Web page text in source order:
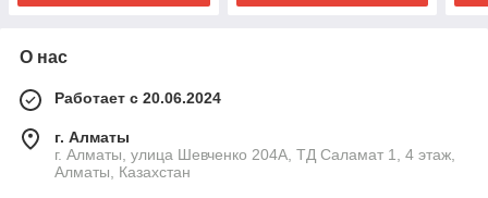
О нас
Работает с 20.06.2024
г. Алматы
г. Алматы, улица Шевченко 204А, ТД Саламат 1, 4 этаж,
Алматы, Казахстан